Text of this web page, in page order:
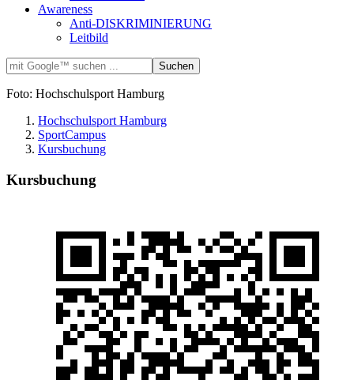
Awareness
Anti-DISKRIMINIERUNG
Leitbild
Foto: Hochschulsport Hamburg
Hochschulsport Hamburg
SportCampus
Kursbuchung
Kursbuchung